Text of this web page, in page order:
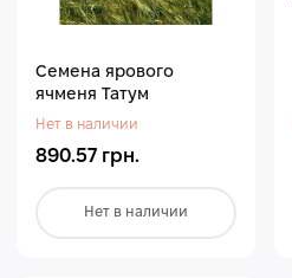
Семена ярового
ячменя Татум
Нет в наличии
890.57 грн.
Нет в наличии